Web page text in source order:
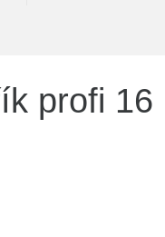
profi 16